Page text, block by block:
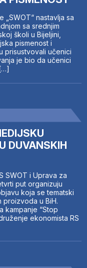
nastavlja sa
sa srednjim
školi u Bijeljini,
pismenost i
prisustvovali učenici
je bio da učenici
DUVANSKIH
SWOT i Uprava za
put organizuju
koja se tematski
proizvoda u BiH.
kampanje “Stop
ekonomista RS